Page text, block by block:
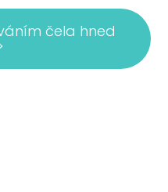
čela hned